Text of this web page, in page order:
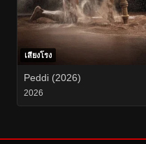
เสียงโรง
Peddi (2026)
2026